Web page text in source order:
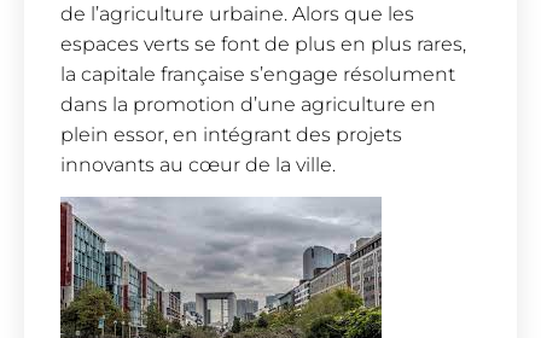
de l’agriculture urbaine. Alors que les
espaces verts se font de plus en plus rares,
la capitale française s’engage résolument
dans la promotion d’une agriculture en
plein essor, en intégrant des projets
innovants au cœur de la ville.